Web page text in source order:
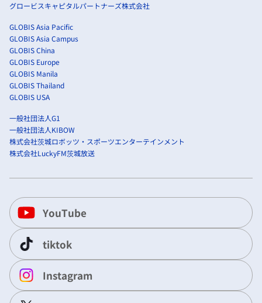
グロービスキャピタルパートナーズ株式会社
GLOBIS Asia Pacific
GLOBIS Asia Campus
GLOBIS China
GLOBIS Europe
GLOBIS Manila
GLOBIS Thailand
GLOBIS USA
一般社団法人G1
一般社団法人KIBOW
株式会社茨城ロボッツ・スポーツエンターテインメント
株式会社LuckyFM茨城放送
YouTube
tiktok
Instagram